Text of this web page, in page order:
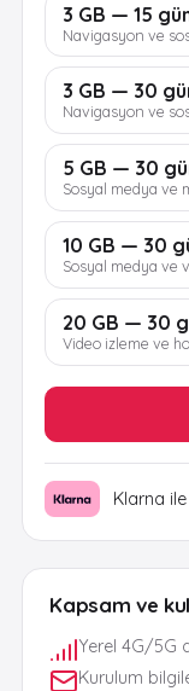
Kapsam ve
Yerel 4G/5G
Kurulum
3 GB — 15
Navigasyon ve
3 GB — 30
Navigasyon ve
5 GB — 30
Sosyal medya ve
10 GB — 30
Sosyal medya ve
20 GB — 30
Video izleme ve
Klarna